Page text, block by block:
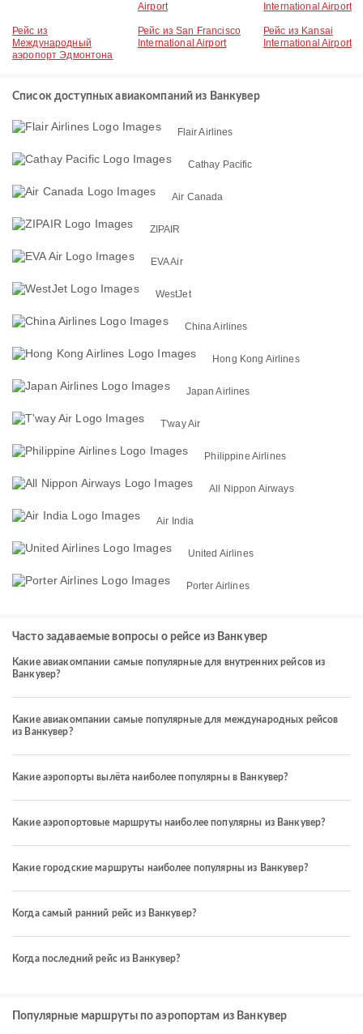
Airport International Airport
Рейс из
Международный
аэропорт Эдмонтона
Рейс из San Francisco
International Airport
Рейс из Kansai
International Airport
Список доступных авиакомпаний из Ванкувер
Flair Airlines
Cathay Pacific
Air Canada
ZIPAIR
EVA Air
WestJet
China Airlines
Hong Kong Airlines
Japan Airlines
T'way Air
Philippine Airlines
All Nippon Airways
Air India
United Airlines
Porter Airlines
Часто задаваемые вопросы о рейсе из Ванкувер
Какие авиакомпании самые популярные для внутренних рейсов из
Ванкувер?
Какие авиакомпании самые популярные для международных рейсов
из Ванкувер?
Какие аэропорты вылёта наиболее популярны в Ванкувер?
Какие аэропортовые маршруты наиболее популярны из Ванкувер?
Какие городские маршруты наиболее популярны из Ванкувер?
Когда самый ранний рейс из Ванкувер?
Когда последний рейс из Ванкувер?
Популярные маршруты по аэропортам из Ванкувер